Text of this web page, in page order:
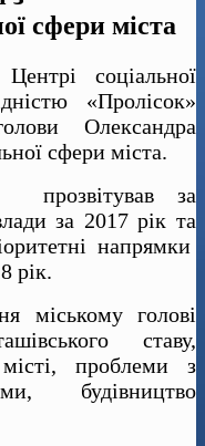
сфери міста
соціальної
«Пролісок»
Олександра
сфери міста.
прозвітував за
за 2017 рік та
напрямки
рік.
міському голові
ставу,
проблеми з
будівництво